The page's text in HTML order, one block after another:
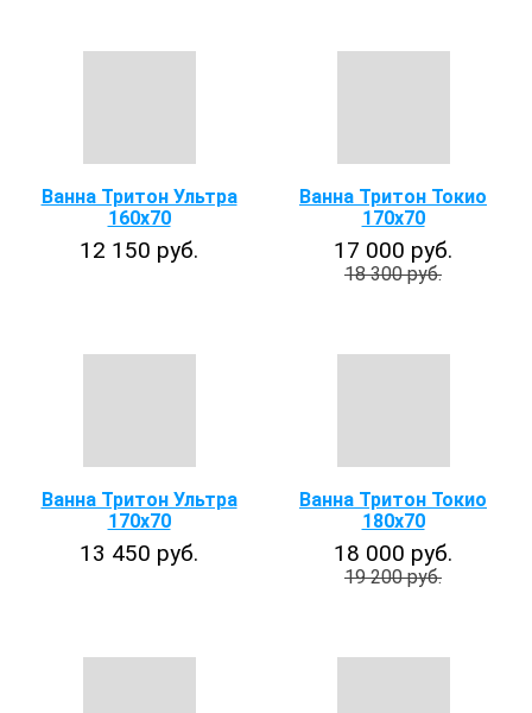
Ванна Тритон Ультра
160x70
12 150 руб.
Ванна Тритон Токио
170х70
17 000 руб.
18 300 руб.
Ванна Тритон Ультра
170x70
13 450 руб.
Ванна Тритон Токио
180х70
18 000 руб.
19 200 руб.